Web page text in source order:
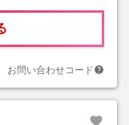
お問い合わせコード